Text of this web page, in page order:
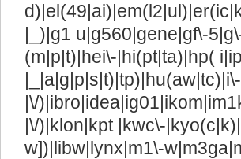
|_)|g1 u|g560|gene|gf\-
(m|p|t)|hei\-|hi(pt|ta)|hp(
|\/
|\/)|klon|kpt |kwc\-
w])|libw|lynx|m1\-